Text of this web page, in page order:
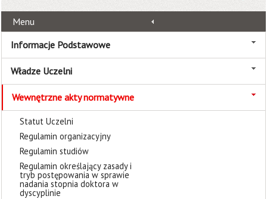
Menu
Informacje Podstawowe
Władze Uczelni
Wewnętrzne akty normatywne
Statut Uczelni
Regulamin organizacyjny
Regulamin studiów
Regulamin określający zasady i
tryb postępowania w sprawie
nadania stopnia doktora w
dyscyplinie